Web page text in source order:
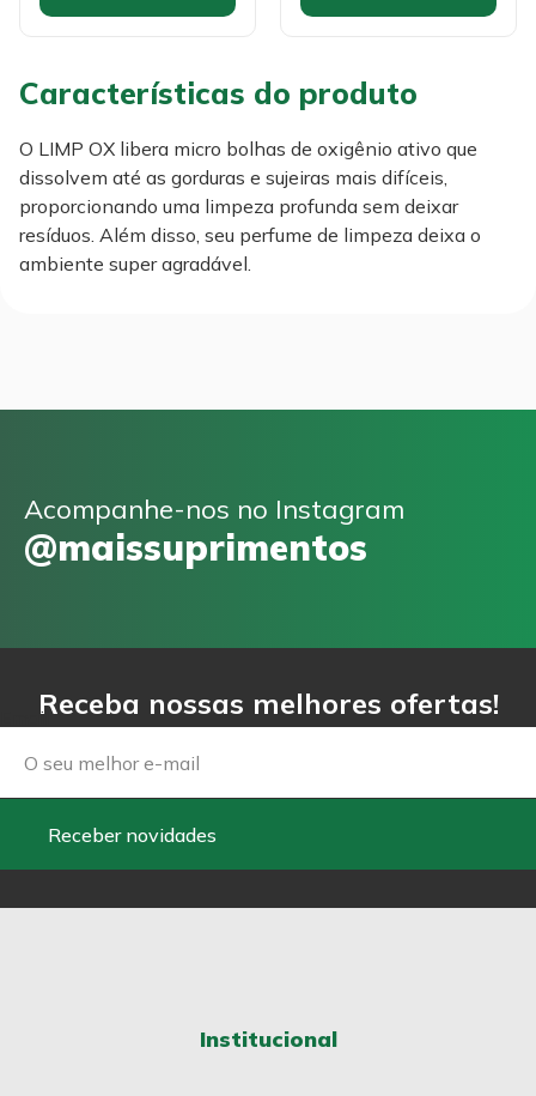
Características do produto
O LIMP OX libera micro bolhas de oxigênio ativo que
dissolvem até as gorduras e sujeiras mais difíceis,
proporcionando uma limpeza profunda sem deixar
resíduos. Além disso, seu perfume de limpeza deixa o
ambiente super agradável.
Acompanhe-nos no Instagram
@maissuprimentos
Receba nossas melhores ofertas!
Email
Receber novidades
Institucional